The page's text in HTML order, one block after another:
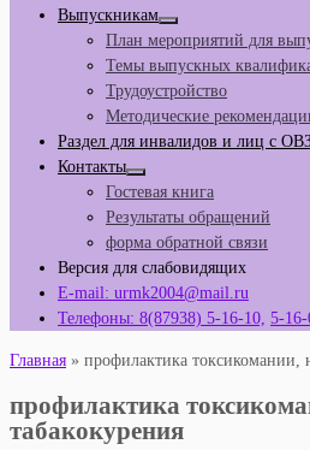
Выпускникам
План мероприятий для
Темы выпускных
Трудоустройство
Методические
Раздел для инвалидов и лиц с
Контакты
Гостевая книга
Результаты обращений
форма обратной связи
Версия для слабовидящих
E-mail: urmk2004@mail.ru
Телефоны: 8(87938) 5-16-10, 5-
Главная » профилактика токсикомании,
профилактика
табакокурения